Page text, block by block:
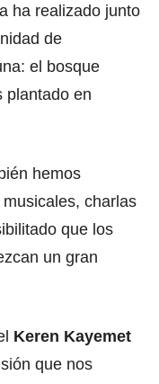
ha realizado junto
de
el bosque
plantado en
hemos
charlas
que los
un gran
Keren Kayemet
que nos